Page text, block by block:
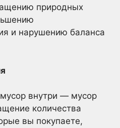
природных
и нарушению баланса
внутри — мусор
количества
вы покупаете,